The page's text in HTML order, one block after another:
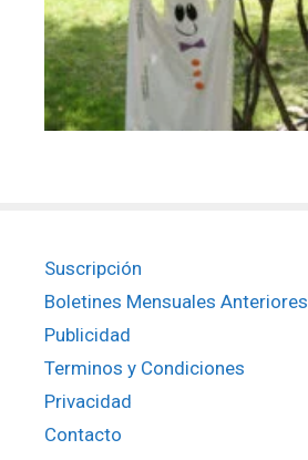
Suscripción
Boletines Mensuales Anteriores
Publicidad
Terminos y Condiciones
Privacidad
Contacto